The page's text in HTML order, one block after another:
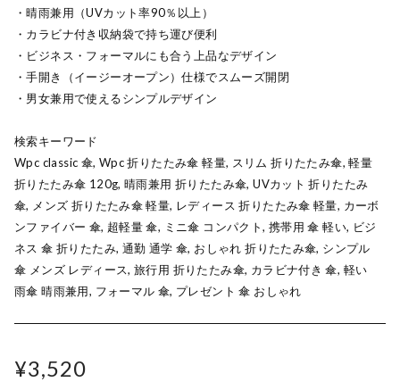
・晴雨兼用（UVカット率90％以上）
・カラビナ付き収納袋で持ち運び便利
・ビジネス・フォーマルにも合う上品なデザイン
・手開き（イージーオープン）仕様でスムーズ開閉
・男女兼用で使えるシンプルデザイン
検索キーワード
Wpc classic 傘, Wpc 折りたたみ傘 軽量, スリム 折りたたみ傘, 軽量
折りたたみ傘 120g, 晴雨兼用 折りたたみ傘, UVカット 折りたたみ
傘, メンズ 折りたたみ傘 軽量, レディース 折りたたみ傘 軽量, カーボ
ンファイバー 傘, 超軽量 傘, ミニ傘 コンパクト, 携帯用 傘 軽い, ビジ
ネス 傘 折りたたみ, 通勤 通学 傘, おしゃれ 折りたたみ傘, シンプル
傘 メンズ レディース, 旅行用 折りたたみ傘, カラビナ付き 傘, 軽い
雨傘 晴雨兼用, フォーマル 傘, プレゼント 傘 おしゃれ
¥3,520